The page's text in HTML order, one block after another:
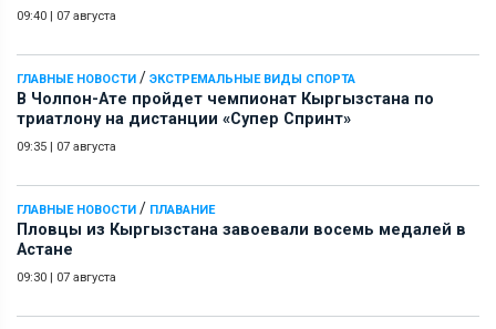
09:40 07 августа
ГЛАВНЫЕ НОВОСТИ / ЭКСТРЕМАЛЬНЫЕ ВИДЫ СПОРТА
В Чолпон-Ате пройдет чемпионат Кыргызстана по
триатлону на дистанции «Супер Спринт»
09:35 07 августа
ГЛАВНЫЕ НОВОСТИ / ПЛАВАНИЕ
Пловцы из Кыргызстана завоевали восемь медалей в
Астане
09:30 07 августа